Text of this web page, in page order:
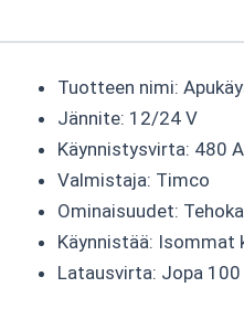
Tuotteen nimi:
Jännite: 12/24 V
Käynnistysvirta: 480 A
Valmistaja: Timco
Ominaisuudet:
Käynnistää: Isommat
Latausvirta: Jopa 100